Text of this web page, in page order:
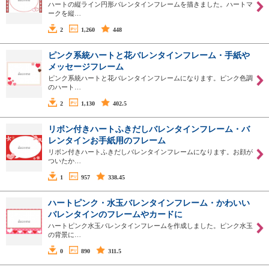
ハートの縦ライン円形バレンタインフレームを描きました。ハートマ
ークを縦…
2 1,260 448
ピンク系統ハートと花バレンタインフレーム・手紙や
メッセージフレーム
ピンク系統ハートと花バレンタインフレームになります。ピンク色調
のハート…
2 1,130 402.5
リボン付きハートふきだしバレンタインフレーム・バ
レンタインお手紙用のフレーム
リボン付きハートふきだしバレンタインフレームになります。お顔が
ついたか…
1 957 338.45
ハートピンク・水玉バレンタインフレーム・かわいい
バレンタインのフレームやカードに
ハートピンク水玉バレンタインフレームを作成しました。ピンク水玉
の背景に…
0 890 311.5